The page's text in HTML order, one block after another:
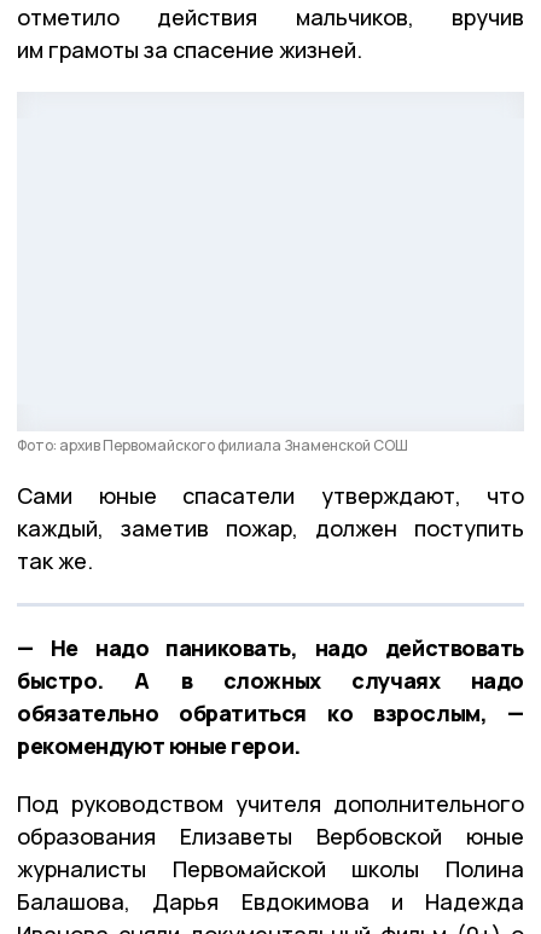
отметило действия мальчиков, вручив
им грамоты за спасение жизней.
Фото: архив Первомайского филиала Знаменской СОШ
Сами юные спасатели утверждают, что
каждый, заметив пожар, должен поступить
так же.
— Не надо паниковать, надо действовать
быстро. А в сложных случаях надо
обязательно обратиться ко взрослым, —
рекомендуют юные герои.
Под руководством учителя дополнительного
образования Елизаветы Вербовской юные
журналисты Первомайской школы Полина
Балашова, Дарья Евдокимова и Надежда